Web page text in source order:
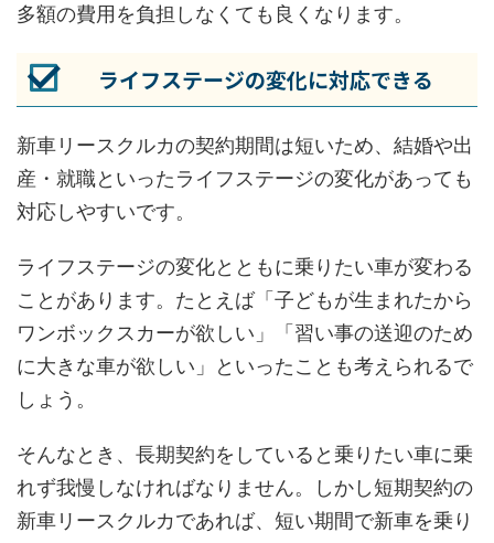
多額の費用を負担しなくても良くなります。
ライフステージの変化に対応できる
新車リースクルカの契約期間は短いため、結婚や出
産・就職といったライフステージの変化があっても
対応しやすいです。
ライフステージの変化とともに乗りたい車が変わる
ことがあります。たとえば「子どもが生まれたから
ワンボックスカーが欲しい」「習い事の送迎のため
に大きな車が欲しい」といったことも考えられるで
しょう。
そんなとき、長期契約をしていると乗りたい車に乗
れず我慢しなければなりません。しかし短期契約の
新車リースクルカであれば、短い期間で新車を乗り